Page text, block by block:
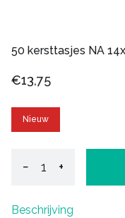
50 kersttasjes NA
€13,75
Nieuw
− +
Beschrijving